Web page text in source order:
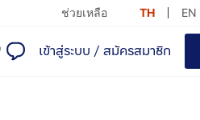
ช่วยเหลือ TH EN
เข้าสู่ระบบ / สมัครสมาชิก